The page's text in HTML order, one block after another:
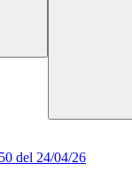
del 24/04/26